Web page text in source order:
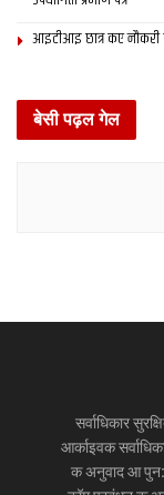
आइटीआइ छात्र कए नौकरी
बेसी पढ़ल गेल
सर्वाधिकार
आर्काइवक
क अनुवाद आ पुन: